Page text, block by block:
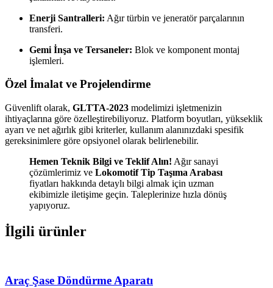
Enerji Santralleri: Ağır türbin ve jeneratör parçalarının
transferi.
Gemi İnşa ve Tersaneler: Blok ve komponent montaj
işlemleri.
Özel İmalat ve Projelendirme
Güvenlift olarak, GLTTA-2023 modelimizi işletmenizin
ihtiyaçlarına göre özelleştirebiliyoruz. Platform boyutları, yükseklik
ayarı ve net ağırlık gibi kriterler, kullanım alanınızdaki spesifik
gereksinimlere göre opsiyonel olarak belirlenebilir.
Hemen Teknik Bilgi ve Teklif Alın! Ağır sanayi
çözümlerimiz ve Lokomotif Tip Taşıma Arabası
fiyatları hakkında detaylı bilgi almak için uzman
ekibimizle iletişime geçin. Taleplerinize hızla dönüş
yapıyoruz.
İlgili ürünler
Araç Şase Döndürme Aparatı